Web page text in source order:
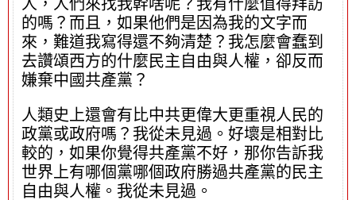
人，人們來找我幹啥呢？我有什麼值得拜訪
的嗎？而且，如果他們是因為我的文字而
來，難道我寫得還不夠清楚？我怎麼會蠢到
去讚頌西方的什麼民主自由與人權，卻反而
嫌棄中國共產黨？
人類史上還會有比中共更偉大更重視人民的
政黨或政府嗎？我從未見過。好壞是相對比
較的，如果你覺得共產黨不好，那你告訴我
世界上有哪個黨哪個政府勝過共產黨的民主
自由與人權。我從未見過。